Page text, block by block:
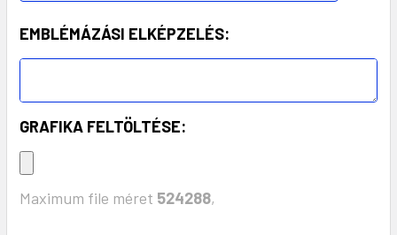
EMBLÉMÁZÁSI ELKÉPZELÉS:
GRAFIKA FELTÖLTÉSE:
Maximum file méret 524288,